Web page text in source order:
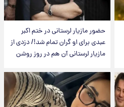
حضور مازیار لرستانی در ختم اکبر
عبدی برای او گران تمام شد!/ دزدی از
مازیار لرستانی آن هم در روز روشن